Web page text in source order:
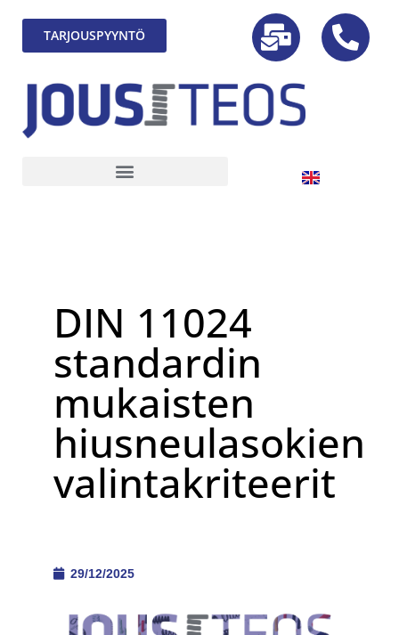
TARJOUSPYYNTÖ
DIN 11024
standardin
mukaisten
hiusneulasokien
valintakriteerit
29/12/2025